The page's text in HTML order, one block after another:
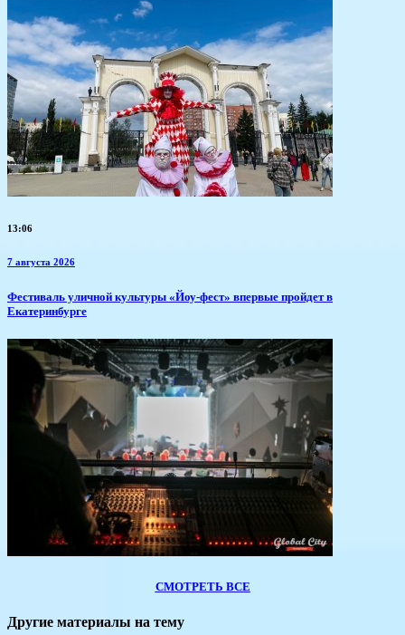
13:06
7 августа 2026
​Фестиваль уличной культуры «Йоу-фест» впервые пройдет в
Екатеринбурге
СМОТРЕТЬ ВСЕ
Другие материалы на тему